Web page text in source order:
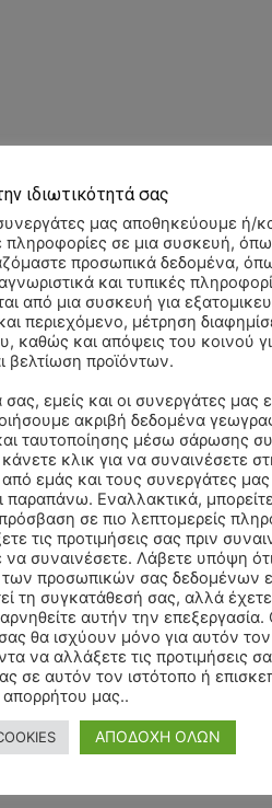
ιστότοπό μου σε αυτό το
ιδιωτικότητά σας
συνεργάτες μας αποθηκεύουμε ή/
σε μια συσκευή,
προσωπικά δεδομένα,
και τυπικές
από μια συσκευή για
περιεχόμενο, μέτρηση
καθώς και απόψεις του κοινού
βελτίωση προϊόντων.
εμείς και οι συνεργάτες μας
ακριβή δεδομένα
ταυτοποίησης μέσω σάρωσης
κλικ για να συναινέσετε
από εμάς και τους συνεργάτες
παραπάνω. Εναλλακτικά,
σε πιο λεπτομερείς
τις προτιμήσεις σας πριν
να συναινέσετε. Λάβετε υπόψη
των προσωπικών σας δεδομένων
τη συγκατάθεσή σας, αλλά
αυτήν την επεξεργασία.
θα ισχύουν μόνο για αυτόν
να αλλάξετε τις προτιμήσεις
σε αυτόν τον ιστότοπο ή
απορρήτου μας..
ΑΠΟΔΟΧΗ ΟΛΩΝ